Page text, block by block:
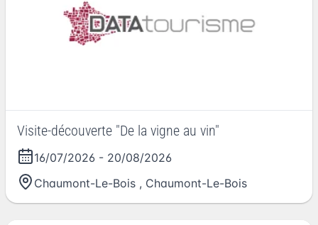
Visite-découverte "De la vigne au vin"
16/07/2026 - 20/08/2026
Chaumont-Le-Bois , Chaumont-Le-Bois